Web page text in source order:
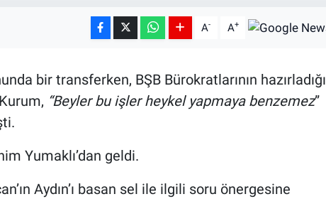
A- A+
bir transferken, BŞB Bürokratlarının hazırladığı
“Beyler bu işler heykel yapmaya benzemez”
Yumaklı’dan geldi.
Aydın’ı basan sel ile ilgili soru önergesine